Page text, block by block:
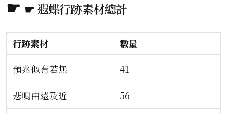
☛ 遐蝶行跡素材總計
行跡素材
數量
預兆似有若無
41
悲鳴由遠及近 56